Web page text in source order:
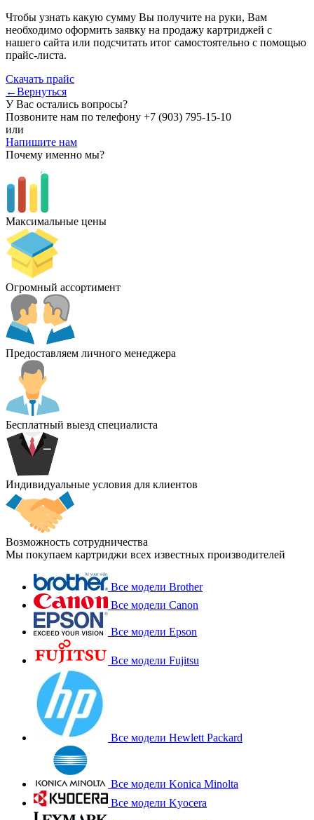
Чтобы узнать какую сумму Вы получите на руки, Вам
необходимо оформить заявку на продажу картриджей с
нашего сайта или подсчитать итог самостоятельно с помощью
прайс-листа.
Скачать прайс
←Вернуться
У Вас остались вопросы?
Позвоните нам по телефону +7 (903) 795-15-10
или
Напишите нам
Почему именно мы?
Максимальные цены
Огромный ассортимент
Предоставляем личного менеджера
Бесплатный выезд специалиста
Индивидуальные условия для клиентов
Возможность сотрудничества
Мы покупаем картриджи всех известных производителей
Все модели Brother
Все модели Canon
Все модели Epson
Все модели Fujitsu
Все модели Hewlett Packard
Все модели Konica Minolta
Все модели Kyocera